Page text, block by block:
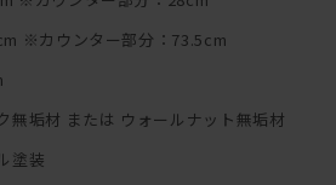
り目、気分転換に色を変えて
囲気に仕上げたい方にはオーク、
きましては、別途お見積りにて承って
※カウンター部分：73.5cm
無垢材 または ウォールナット無垢材
塗装